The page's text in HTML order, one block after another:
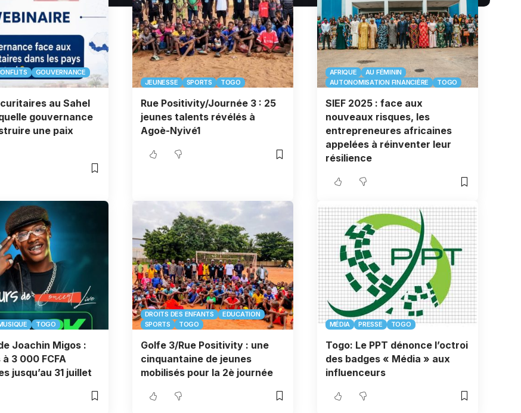
GOUVERNANCE
au Sahel
gouvernance
une paix
JEUNESSE SPORTS TOGO
Rue Positivity/Journée 3 : 25
jeunes talents révélés à
Agoè-Nyivé1
AFRIQUE
AU FÉMININ
AUTONOMISATION FINANCIÈRE
TOGO
SIEF 2025 : face aux
nouveaux risques, les
entrepreneures africaines
appelées à réinventer leur
résilience
TOGO
Joachin Migos :
3 000 FCFA
jusqu’au 31 juillet
DROITS DES ENFANTS
EDUCATION
SPORTS
TOGO
Golfe 3/Rue Positivity : une
cinquantaine de jeunes
mobilisés pour la 2è journée
MÉDIA PRESSE TOGO
Togo: Le PPT dénonce l’octroi
des badges « Média » aux
influenceurs